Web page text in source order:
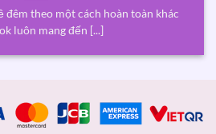
đêm theo một cách hoàn toàn khác
luôn mang đến [...]